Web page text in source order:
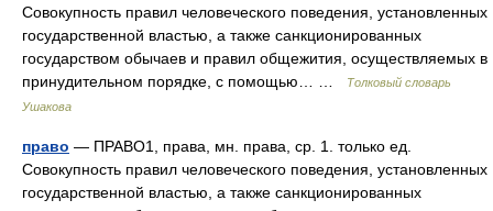
Совокупность правил человеческого поведения, установленных
государственной властью, а также санкционированных
государством обычаев и правил общежития, осуществляемых в
принудительном порядке, с помощью… …
Толковый словарь
Ушакова
право — ПРАВО1, права, мн. права, ср. 1. только ед.
Совокупность правил человеческого поведения, установленных
государственной властью, а также санкционированных